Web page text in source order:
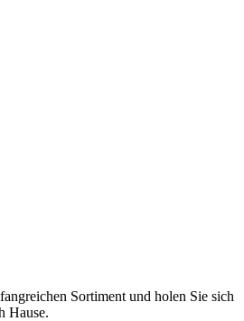
Sortiment und holen Sie sich
Hause.